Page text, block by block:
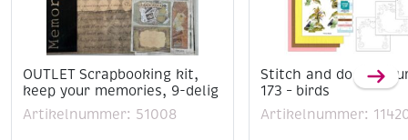
OUTLET Scrapbooking kit,
keep your memories, 9-delig
Artikelnummer: 51008
Stitch and do
173 – birds
Artikelnummer: